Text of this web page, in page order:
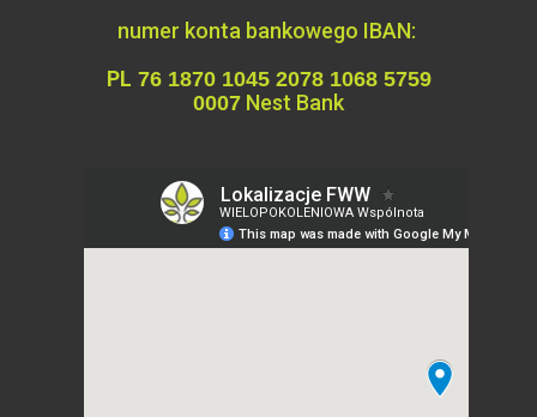
numer konta bankowego IBAN:
PL 76 1870 1045 2078 1068 5759
0007 Nest Bank